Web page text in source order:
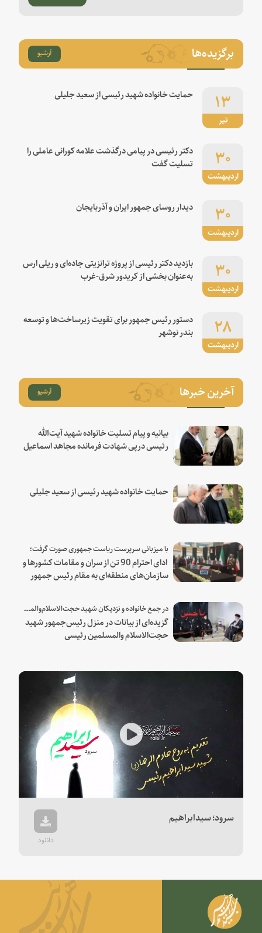
برگزیده‌ها آرشیو
تیر
۱۳ حمایت خانواده شهید رئیسی از سعید جلیلی
اردیبهشت
۳۰
دکتر رئیسی در پیامی درگذشت علامه کورانی عاملی را
تسلیت گفت
اردیبهشت
۳۰ دیدار روسای جمهور ایران و آذربایجان
اردیبهشت
۳۰
بازدید دکتر رئیسی از پروژه ترانزیتی جاده‌ای و ریلی ارس
به‌عنوان بخشی از کریدور شرق-غرب
اردیبهشت
۲۸
دستور رئیس جمهور برای تقویت زیرساخت‌ها و توسعه
بندر نوشهر
آخرین خبرها آرشیو
بیانیه و پیام تسلیت خانواده شهید آیت‌الله
رئیسی درپی شهادت فرمانده مجاهد اسماعیل
حمایت خانواده شهید رئیسی از سعید جلیلی
با میزبانی سرپرست ریاست جمهوری صورت گرفت؛
ادای احترام 90 تن از سران و مقامات کشورها و
سازمان‌های منطقه‌ای به مقام رئیس جمهور
در جمع خانواده و نزدیکان شهید حجت‌الاسلام‌والمسلمین رئیسی:
گزیده‌ای از بیانات در منزل رئیس‌جمهور شهید
حجت‌الاسلام والمسلمین رئیسی
Play
Video
سرود؛ سیدابراهیم
دانلود